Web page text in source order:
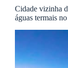
Cidade vizinha
águas termais